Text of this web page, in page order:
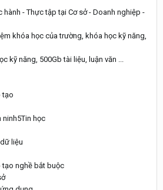
hành - Thực tập tại Cơ sở - Doanh nghiệp -
khóa học của trường, khóa học kỹ năng,
kỹ năng, 500Gb tài liệu, luận văn ...
tạo
học
liệu
tạo nghề bắt buộc